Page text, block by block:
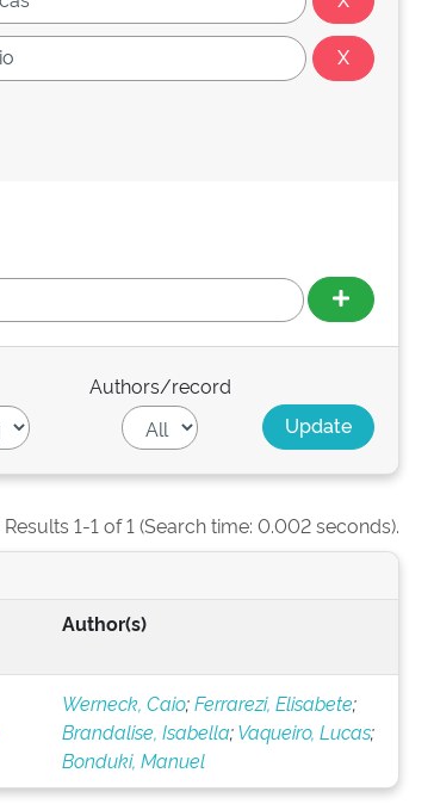
Authors/record
Results 1-1 of 1 (Search time: 0.002 seconds).
Author(s)
Werneck, Caio;Ferrarezi, Elisabete;
Brandalise, Isabella;Vaqueiro, Lucas;
Bonduki, Manuel